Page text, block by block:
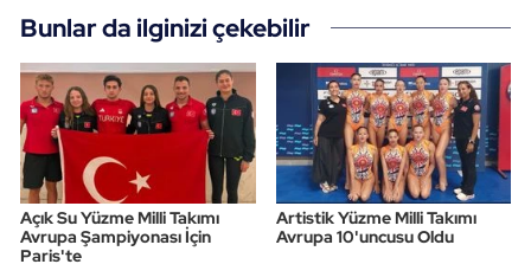
Bunlar da ilginizi çekebilir
Açık Su Yüzme Milli Takımı
Avrupa Şampiyonası İçin
Paris'te
Artistik Yüzme Milli Takımı
Avrupa 10'uncusu Oldu